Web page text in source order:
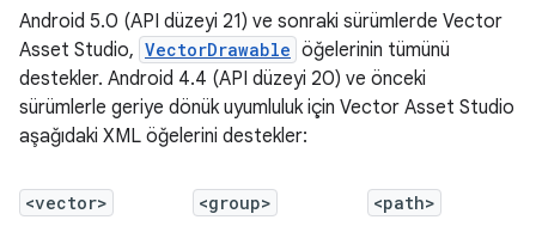
Android 5.0 (API düzeyi 21) ve sonraki sürümlerde Vector
Asset Studio, VectorDrawable öğelerinin tümünü
destekler. Android 4.4 (API düzeyi 20) ve önceki
sürümlerle geriye dönük uyumluluk için Vector Asset Studio
aşağıdaki XML öğelerini destekler:
<vector> <group> <path>